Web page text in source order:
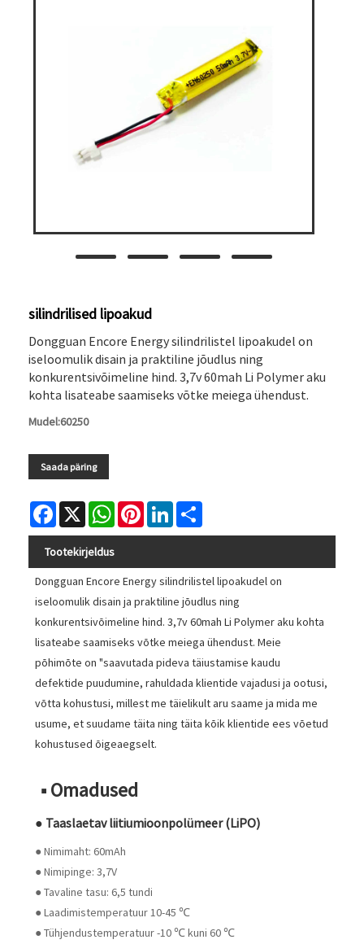
silindrilised lipoakud
Dongguan Encore Energy silindrilistel lipoakudel on
iseloomulik disain ja praktiline jõudlus ning
konkurentsivõimeline hind. 3,7v 60mah Li Polymer aku
kohta lisateabe saamiseks võtke meiega ühendust.
Mudel:60250
Saada päring
Facebook
X WhatsAppPinterestLinkedIn
Tootekirjeldus
Dongguan Encore Energy silindrilistel lipoakudel on
iseloomulik disain ja praktiline jõudlus ning
konkurentsivõimeline hind. 3,7v 60mah Li Polymer aku kohta
lisateabe saamiseks võtke meiega ühendust. Meie
põhimõte on "saavutada pideva täiustamise kaudu
defektide puudumine, rahuldada klientide vajadusi ja ootusi,
võtta kohustusi, millest me täielikult aru saame ja mida me
usume, et suudame täita ning täita kõik klientide ees võetud
kohustused õigeaegselt.
■ Omadused
● Taaslaetav liitiumioonpolümeer (LiPO)
● Nimimaht: 60mAh
● Nimipinge: 3,7V
● Tavaline tasu: 6,5 tundi
● Laadimistemperatuur 10-45 ℃
● Tühjendustemperatuur -10 ℃ kuni 60 ℃